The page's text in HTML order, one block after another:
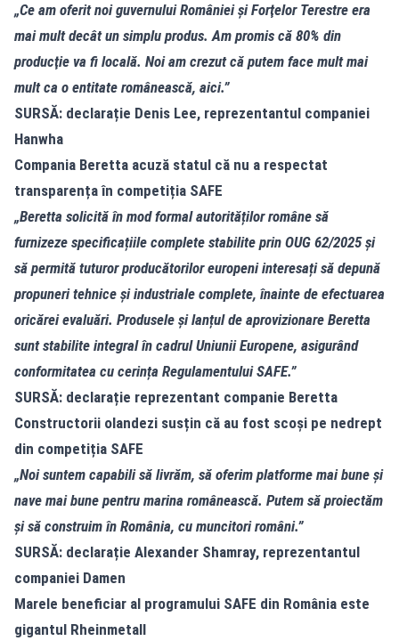
„Ce am oferit noi guvernului României şi Forţelor Terestre era
mai mult decât un simplu produs. Am promis că 80% din
producţie va fi locală. Noi am crezut că putem face mult mai
mult ca o entitate românească, aici.”
SURSĂ: declarație Denis Lee, reprezentantul companiei
Hanwha
Compania Beretta acuză statul că nu a respectat
transparența în competiția SAFE
„Beretta solicită în mod formal autorităților române să
furnizeze specificațiile complete stabilite prin OUG 62/2025 și
să permită tuturor producătorilor europeni interesați să depună
propuneri tehnice și industriale complete, înainte de efectuarea
oricărei evaluări. Produsele şi lanțul de aprovizionare Beretta
sunt stabilite integral în cadrul Uniunii Europene, asigurând
conformitatea cu cerința Regulamentului SAFE.”
SURSĂ: declarație reprezentant companie Beretta
Constructorii olandezi susțin că au fost scoși pe nedrept
din competiția SAFE
„Noi suntem capabili să livrăm, să oferim platforme mai bune și
nave mai bune pentru marina românească. Putem să proiectăm
și să construim în România, cu muncitori români.”
SURSĂ: declarație Alexander Shamray, reprezentantul
companiei Damen
Marele beneficiar al programului SAFE din România este
gigantul Rheinmetall